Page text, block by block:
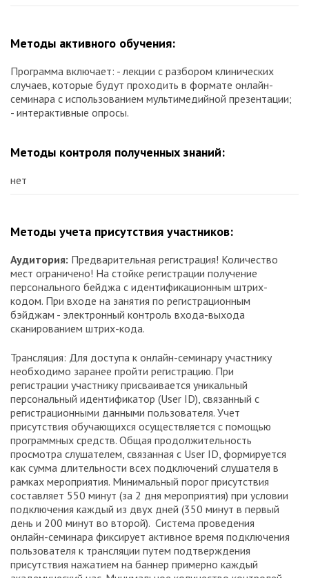
Методы активного обучения:
Программа включает: - лекции с разбором клинических
случаев, которые будут проходить в формате онлайн-
семинара с использованием мультимедийной презентации;
- интерактивные опросы.
Методы контроля полученных знаний:
нет
Методы учета присутствия участников:
Аудитория: Предварительная регистрация! Количество
мест ограничено! На стойке регистрации получение
персонального бейджа с идентификационным штрих-
кодом. При входе на занятия по регистрационным
бэйджам - электронный контроль входа-выхода
сканированием штрих-кода.
Трансляция: Для доступа к онлайн-семинару участнику
необходимо заранее пройти регистрацию. При
регистрации участнику присваивается уникальный
персональный идентификатор (User ID), связанный с
регистрационными данными пользователя. Учет
присутствия обучающихся осуществляется с помощью
программных средств. Общая продолжительность
просмотра слушателем, связанная с User ID, формируется
как сумма длительности всех подключений слушателя в
рамках мероприятия. Минимальный порог присутствия
составляет 550 минут (за 2 дня мероприятия) при условии
подключения каждый из двух дней (350 минут в первый
день и 200 минут во второй). Система проведения
онлайн-семинара фиксирует активное время подключения
пользователя к трансляции путем подтверждения
присутствия нажатием на баннер примерно каждый